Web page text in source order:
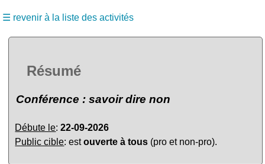
☰ revenir à la liste des activités
Résumé
Conférence : savoir dire non
Débute le:22-09-2026
Public cible: estouverte à tous (pro et non-pro).